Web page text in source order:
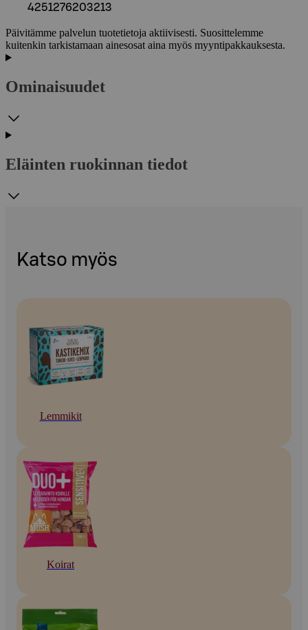
4251276203213
Päivitämme palvelun tuotetietoja aktiivisesti. Suosittelemme
kuitenkin tarkistamaan ainesosat aina myös myyntipakkauksesta.
Ominaisuudet
Eläinten ruokinnan tiedot
Katso myös
Lemmikit
Koirat